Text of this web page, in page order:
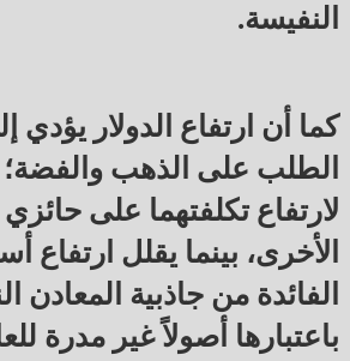
النفيسة.
كما أن ارتفاع الدولار يؤدي
الطلب على الذهب والفضة؛
لارتفاع تكلفتهما على
الأخرى، بينما يقلل ارتفاع
الفائدة من جاذبية المعادن
باعتبارها أصولاً غير مدرة